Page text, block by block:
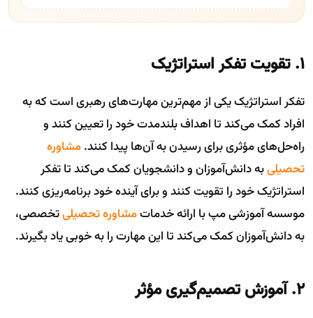
۱. تقویت تفکر استراتژیک
تفکر استراتژیک یکی از مهم‌ترین مهارت‌های رهبری است که به
افراد کمک می‌کند تا اهداف بلندمدت خود را تعیین کنند و
راه‌حل‌های مؤثری برای رسیدن به آن‌ها پیدا کنند.مشاوره
تحصیلیبه دانش‌آموزان و دانشجویان کمک می‌کند تا تفکر
استراتژیک خود را تقویت کنند و برای آینده خود برنامه‌ریزی کنند.
موسسه آموزشی مپ با ارائه خدماتمشاوره تحصیلیتخصصی،
به دانش‌آموزان کمک می‌کند تا این مهارت را به خوبی یاد بگیرند.
۲. آموزش تصمیم‌گیری مؤثر